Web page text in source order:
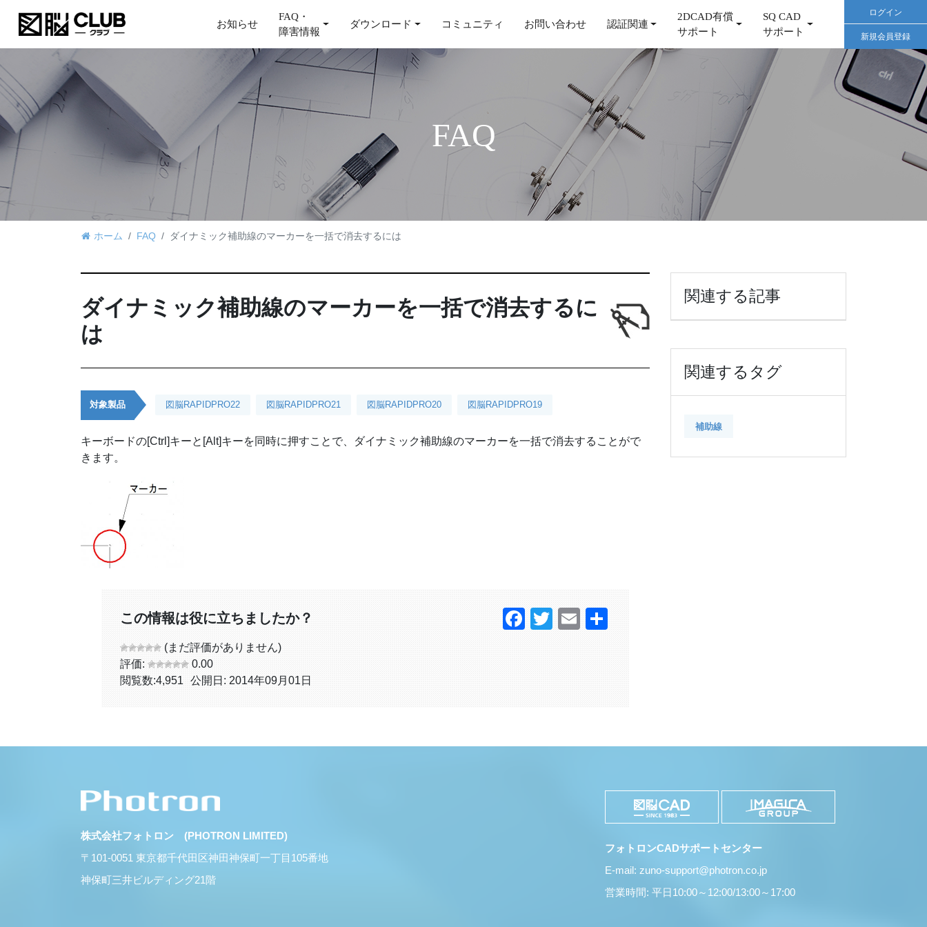
お知らせ
FAQ・
障害情報
ダウンロード コミュニティ お問い合わせ 認証関連
2DCAD有償
サポート
SQ CAD
サポート
ログイン
新規会員登録
FAQ
ホーム FAQ ダイナミック補助線のマーカーを一括で消去するには
ダイナミック補助線のマーカーを一括で消去するに
は
対象製品 図脳RAPIDPRO22 図脳RAPIDPRO21 図脳RAPIDPRO20 図脳RAPIDPRO19
キーボードの[Ctrl]キーと[Alt]キーを同時に押すことで、ダイナミック補助線のマーカーを一括で消去することがで
きます。
この情報は役に立ちましたか？
(まだ評価がありません)
評価:
0.00
閲覧数:4,951 公開日: 2014年09月01日
Facebook
Twitter
Email
関連する記事
関連するタグ
補助線
株式会社フォトロン (PHOTRON LIMITED)
〒101-0051 東京都千代田区神田神保町一丁目105番地
神保町三井ビルディング21階
フォトロンCADサポートセンター
E-mail: zuno-support@photron.co.jp
営業時間: 平日10:00～12:00/13:00～17:00